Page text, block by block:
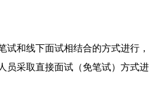
和线下面试相结合的方式进行，
员采取直接面试（免笔试）方式进